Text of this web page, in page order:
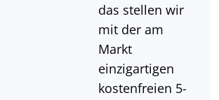
das stellen wir
mit der am
Markt
einzigartigen
kostenfreien 5-